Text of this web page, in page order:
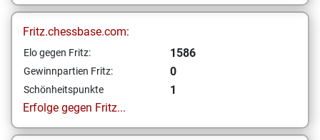
Fritz.chessbase.com:
Elo gegen Fritz: 1586
Gewinnpartien Fritz: 0
Schönheitspunkte
1
Erfolge gegen Fritz...